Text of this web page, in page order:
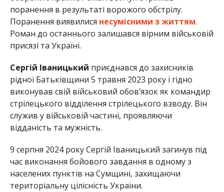
поранення в результаті ворожого обстрілу.
Поранення виявилися несумісними з життям.
Роман до останнього залишався вірним військовій
присязі та Україні.
Сергій Іваницький приєднався до захисників
рідної Батьківщини 5 травня 2023 року і гідно
виконував свій військовий обов’язок як командир
стрілецького відділення стрілецького взводу. Він
служив у військовій частині, проявляючи
відданість та мужність.
9 серпня 2024 року Сергій Іваницький загинув під
час виконання бойового завдання в одному з
населених пунктів на Сумщині, захищаючи
територіальну цілісність України.